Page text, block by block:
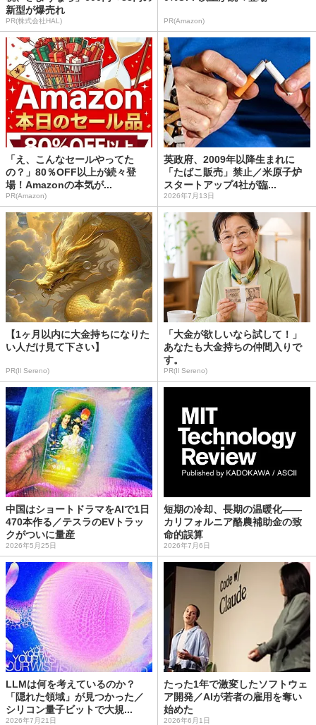
新型が爆売れ
PR(株式会社HAL) PR(Amazon)
「え、こんなセールやってた
の？」80％OFF以上が続々登
場！Amazonの本気が...
PR(Amazon)
英政府、2009年以降生まれに
「たばこ販売」禁止／米原子炉
スタートアップ4社が臨...
2026年7月13日
【1ヶ月以内に大金持ちになりた
い人だけ見て下さい】
PR(Il Sereno)
「大金が欲しいなら試して！」
あなたも大金持ちの仲間入りで
す。
PR(Il Sereno)
中国はショートドラマをAIで1日
470本作る／テスラのEVトラッ
クがついに量産
2026年5月25日
短期の冷却、長期の温暖化——
カリフォルニア酪農補助金の致
命的誤算
2026年7月6日
LLMは何を考えているのか？
「隠れた領域」が見つかった／
シリコン量子ビットで大規...
2026年7月21日
たった1年で激変したソフトウェ
ア開発／AIが若者の雇用を奪い
始めた
2026年6月1日